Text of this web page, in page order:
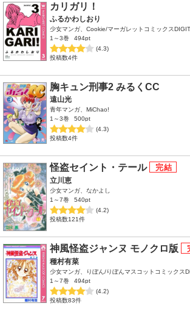
カリガリ！
ふるかわしおり
少女マンガ、Cookie/マーガレットコミックス
1～3巻
494pt
(4.3)
投稿数4件
胸キュン刑事2 みるくCC
遠山光
青年マンガ、MiChao!
1～3巻
500pt
(4.3)
投稿数4件
怪盗セイント・テール
立川恵
少女マンガ、なかよし
1～7巻
540pt
(4.2)
投稿数121件
神風怪盗ジャンヌ モノクロ版
種村有菜
少女マンガ、りぼん/りぼんマスコットコミックス
1～7巻
494pt
(4.2)
投稿数83件